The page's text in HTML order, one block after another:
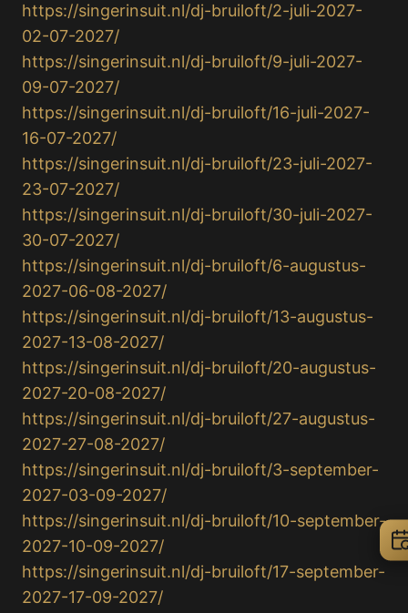
https://singerinsuit.nl/dj-bruiloft/2-juli-2027-
02-07-2027/
https://singerinsuit.nl/dj-bruiloft/9-juli-2027-
09-07-2027/
https://singerinsuit.nl/dj-bruiloft/16-juli-2027-
16-07-2027/
https://singerinsuit.nl/dj-bruiloft/23-juli-2027-
23-07-2027/
https://singerinsuit.nl/dj-bruiloft/30-juli-2027-
30-07-2027/
https://singerinsuit.nl/dj-bruiloft/6-augustus-
2027-06-08-2027/
https://singerinsuit.nl/dj-bruiloft/13-augustus-
2027-13-08-2027/
https://singerinsuit.nl/dj-bruiloft/20-augustus-
2027-20-08-2027/
https://singerinsuit.nl/dj-bruiloft/27-augustus-
2027-27-08-2027/
https://singerinsuit.nl/dj-bruiloft/3-september-
2027-03-09-2027/
https://singerinsuit.nl/dj-bruiloft/10-september-
2027-10-09-2027/
https://singerinsuit.nl/dj-bruiloft/17-september-
2027-17-09-2027/